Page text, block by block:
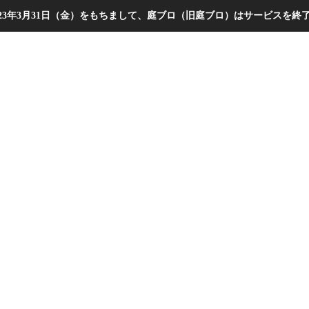
年3月31日（金）をもちまして、庭ブロ（旧庭ブロ）はサービスを終